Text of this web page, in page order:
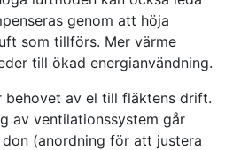
genom att höja
som tillförs. Mer värme
till ökad energianvändning.
behovet av el till fläktens drift.
av ventilationssystem går
(anordning för att justera